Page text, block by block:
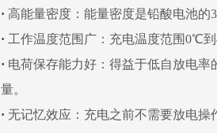
· 高能量密度：能量密度是铅酸电池的
· 工作温度范围广：充电温度范围0℃
· 电荷保存能力好：得益于低自放电
量。
· 无记忆效应：充电之前不需要放电操